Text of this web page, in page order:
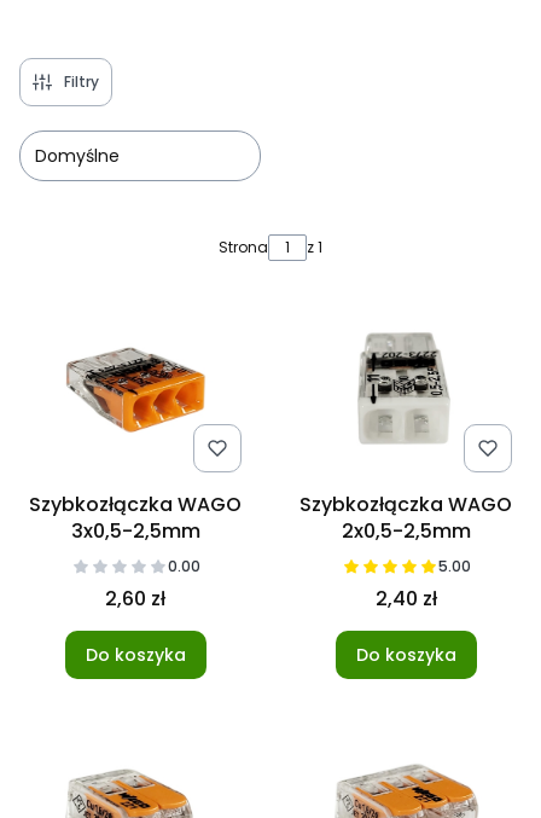
Filtry
Domyślne
Strona z 1
Szybkozłączka WAGO
3x0,5-2,5mm
0.00
2,60 zł
Do koszyka
Szybkozłączka WAGO
2x0,5-2,5mm
5.00
2,40 zł
Do koszyka